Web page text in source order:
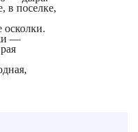
в поселке,
осколки.
—